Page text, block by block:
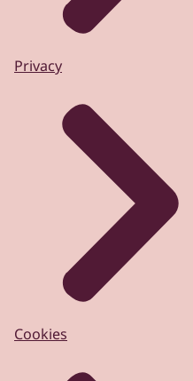
Privacy
Cookies